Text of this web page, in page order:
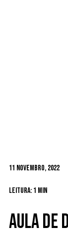
11 Novembro, 2022
Leitura: 1 min
Aula de